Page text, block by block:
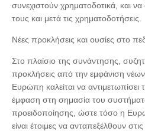
συνεχιστούν χρηματοδοτικά, και να
τους και μετά τις χρηματοδοτήσεις.
Νέες προκλήσεις και ουσίες στο
Στο πλαίσιο της συνάντησης,
προκλήσεις από την εμφάνιση
Ευρώπη καλείται να αντιμετωπίσει
έμφαση στη σημασία του
προειδοποίησης, ώστε τόσο η
είναι έτοιμες να ανταπεξέλθουν